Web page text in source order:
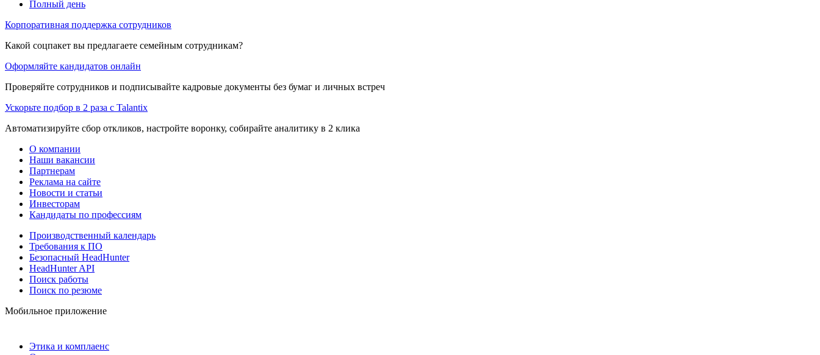
Полный день
Корпоративная поддержка сотрудников
Какой соцпакет вы предлагаете семейным сотрудникам?
Оформляйте кандидатов онлайн
Проверяйте сотрудников и подписывайте кадровые документы без бумаг и личных встреч
Ускорьте подбор в 2 раза с Talantix
Автоматизируйте сбор откликов, настройте воронку, собирайте аналитику в 2 клика
О компании
Наши вакансии
Партнерам
Реклама на сайте
Новости и статьи
Инвесторам
Кандидаты по профессиям
Производственный календарь
Требования к ПО
Безопасный HeadHunter
HeadHunter API
Поиск работы
Поиск по резюме
Мобильное приложение
Этика и комплаенс